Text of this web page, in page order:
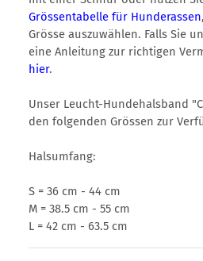
Grössentabelle für Hunderassen
Grösse auszuwählen. Falls Sie
eine Anleitung zur richtigen
hier.
Unser Leucht-Hundehalsband
den folgenden Grössen zur
Halsumfang:
S = 36 cm - 44 cm
M = 38.5 cm - 55 cm
L = 42 cm - 63.5 cm